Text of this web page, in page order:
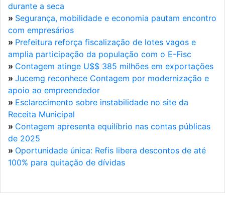
durante a seca
» Segurança, mobilidade e economia pautam encontro
com empresários
» Prefeitura reforça fiscalização de lotes vagos e
amplia participação da população com o E-Fisc
» Contagem atinge U$$ 385 milhões em exportações
» Jucemg reconhece Contagem por modernização e
apoio ao empreendedor
» Esclarecimento sobre instabilidade no site da
Receita Municipal
» Contagem apresenta equilíbrio nas contas públicas
de 2025
» Oportunidade única: Refis libera descontos de até
100% para quitação de dívidas